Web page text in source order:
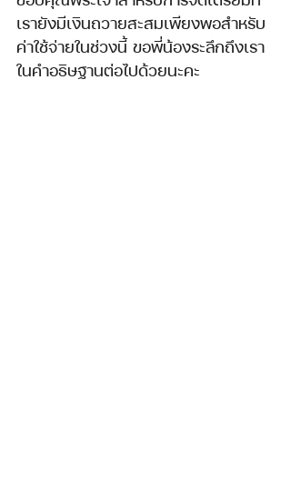
เรายังมีเงินถวายสะสมเพียงพอสำหรับ
ค่าใช้จ่ายในช่วงนี้ ขอพี่น้องระลึกถึงเรา
ในคำอธิษฐานต่อไปด้วยนะคะ